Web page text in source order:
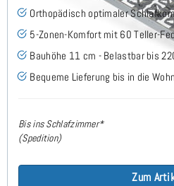
Orthopädisch optimaler
5-Zonen-Komfort mit 60 Teller-
Bauhöhe 11 cm - Belastbar bis
Bequeme Lieferung bis in die
Bis ins Schlafzimmer*
(Spedition)
Zum